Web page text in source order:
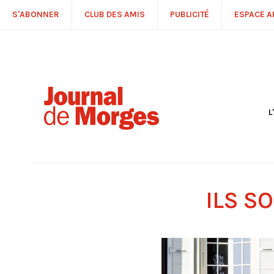
S'ABONNER CLUB DES AMIS PUBLICITÉ ESPACE
ILS